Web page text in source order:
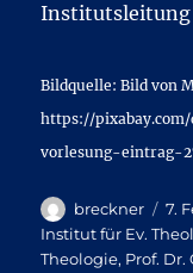
Institutsleitung
Bildquelle: Bild von
https://
vorlesung-eintrag-
Autor
breckner
am
7.
Institut für Ev.
Theologie, Prof. Dr.